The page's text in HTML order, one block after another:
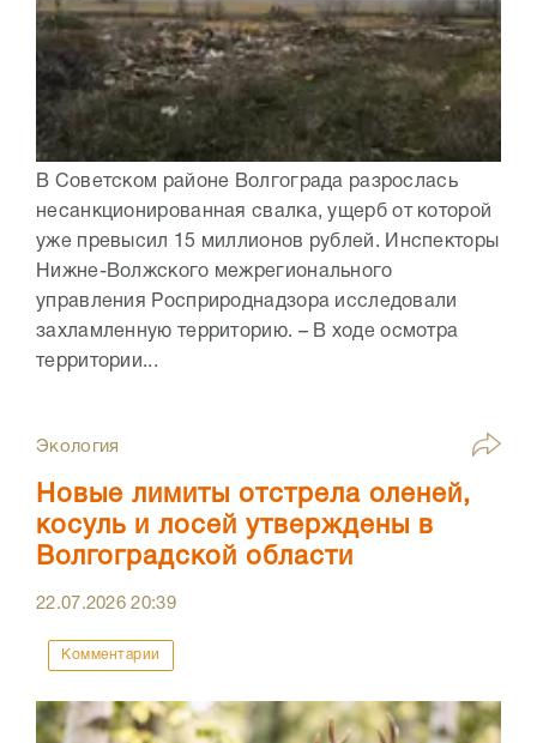
В Советском районе Волгограда разрослась
несанкционированная свалка, ущерб от которой
уже превысил 15 миллионов рублей. Инспекторы
Нижне-Волжского межрегионального
управления Росприроднадзора исследовали
захламленную территорию. – В ходе осмотра
территории...
Экология
Новые лимиты отстрела оленей,
косуль и лосей утверждены в
Волгоградской области
22.07.202620:39
Комментарии